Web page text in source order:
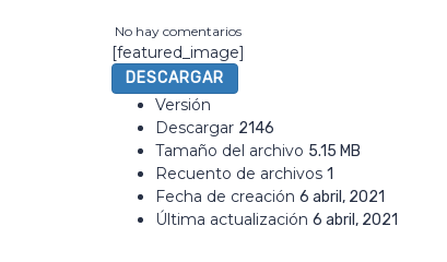
No hay comentarios
[featured_image]
DESCARGAR
Versión
Descargar 2146
Tamaño del archivo 5.15 MB
Recuento de archivos 1
Fecha de creación 6 abril, 2021
Última actualización 6 abril, 2021